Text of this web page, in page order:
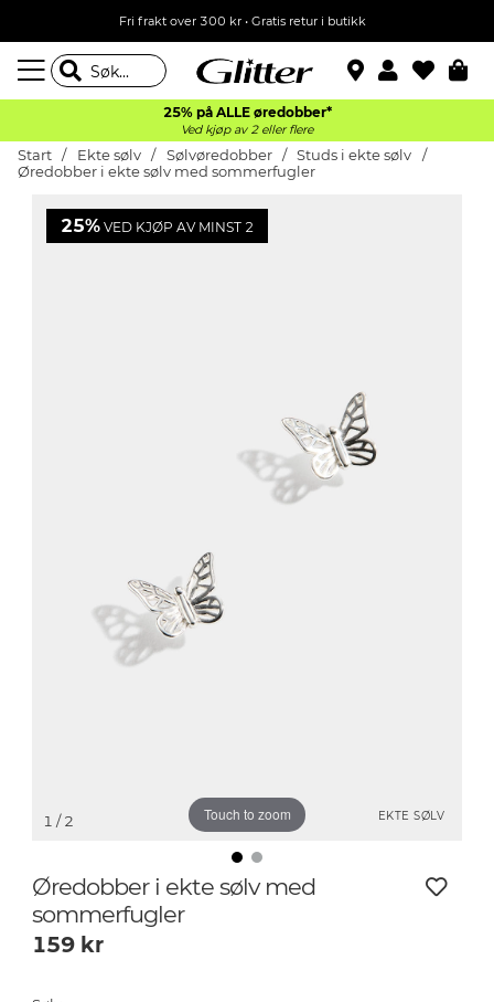
Fri frakt over 300 kr • Gratis retur i butikk
25% på ALLE øredobber*
Ved kjøp av 2 eller flere
Start Ekte sølv Sølvøredobber
Studs i ekte sølv
Øredobber i ekte sølv med sommerfugler
25% VED KJØP AV MINST 2
EKTE SØLV
Touch to zoom
1 / 2
Øredobber i ekte sølv med
sommerfugler
159 kr